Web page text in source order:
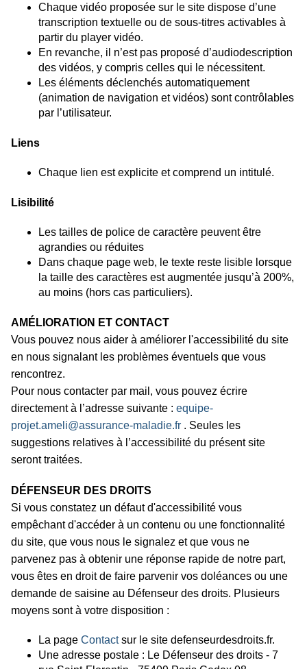
Chaque vidéo proposée sur le site dispose d’une
transcription textuelle ou de sous-titres activables à
partir du player vidéo.
En revanche, il n’est pas proposé d’audiodescription
des vidéos, y compris celles qui le nécessitent.
Les éléments déclenchés automatiquement
(animation de navigation et vidéos) sont contrôlables
par l’utilisateur.
Liens
Chaque lien est explicite et comprend un intitulé.
Lisibilité
Les tailles de police de caractère peuvent être
agrandies ou réduites
Dans chaque page web, le texte reste lisible lorsque
la taille des caractères est augmentée jusqu’à 200%,
au moins (hors cas particuliers).
AMÉLIORATION ET CONTACT
Vous pouvez nous aider à améliorer l'accessibilité du site
en nous signalant les problèmes éventuels que vous
rencontrez.
Pour nous contacter par mail, vous pouvez écrire
directement à l’adresse suivante : equipe-
projet.ameli@assurance-maladie.fr . Seules les
suggestions relatives à l’accessibilité du présent site
seront traitées.
DÉFENSEUR DES DROITS
Si vous constatez un défaut d'accessibilité vous
empêchant d'accéder à un contenu ou une fonctionnalité
du site, que vous nous le signalez et que vous ne
parvenez pas à obtenir une réponse rapide de notre part,
vous êtes en droit de faire parvenir vos doléances ou une
demande de saisine au Défenseur des droits. Plusieurs
moyens sont à votre disposition :
La page Contactsur le site defenseurdesdroits.fr.
Une adresse postale : Le Défenseur des droits - 7